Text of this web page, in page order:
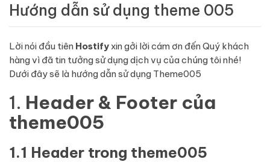
SSL
Hướng dẫn sử dụng theme 005
Lời nói đầu tiên Hostifyxin gởi lời cám ơn đến Quý khách
hàng vì đã tin tưởng sử dụng dịch vụ của chúng tôi nhé!
Dưới đây sẽ là hướng dẫn sử dụng Theme005
1. Header & Footer của
theme005
1.1 Header trong theme005